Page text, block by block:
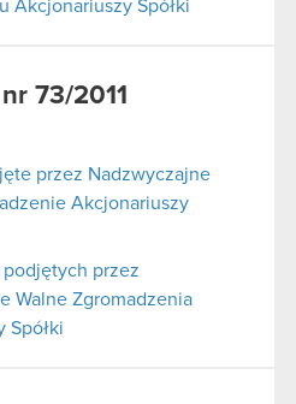
Akcjonariuszy Spółki
73/2011
przez Nadzwyczajne
Akcjonariuszy
podjętych przez
Walne Zgromadzenia
Spółki